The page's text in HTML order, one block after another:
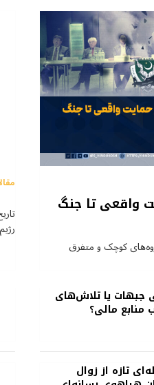
واقعی تا جنگ
کوچک و متفرق
جبهات یا تلاش‌های
منابع مالی؟
تازه از زوال